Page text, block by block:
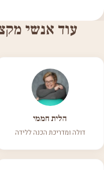
עוד אנשי
הלית חממי
דולה ומדריכת הכנה ללידה